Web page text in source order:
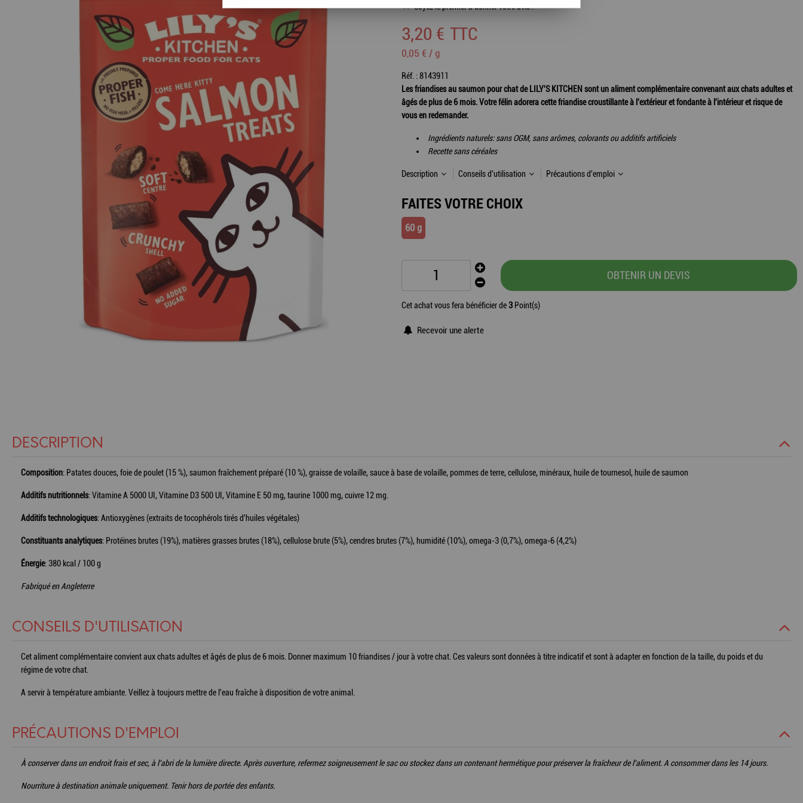
Soyez le premier à donner votre avis !
3,20 € TTC
0,05 € / g
Réf. :8143911
Les friandises au saumon pour chat de LILY'S KITCHEN sont un aliment complémentaire convenant aux chats adultes et
âgés de plus de 6 mois. Votre félin adorera cette friandise croustillante à l'extérieur et fondante à l'intérieur et risque de
vous en redemander.
Ingrédients naturels: sans OGM, sans arômes, colorants ou additifs artificiels
Recette sans céréales
Description Conseils d'utilisation Précautions d'emploi
FAITES VOTRE CHOIX
60 g
OBTENIR UN DEVIS
Cet achat vous fera bénéficier de3 Point(s)
Recevoir une alerte
DESCRIPTION
Composition: Patates douces, foie de poulet (15 %), saumon fraîchement préparé (10 %), graisse de volaille, sauce à base de volaille, pommes de terre, cellulose, minéraux, huile de tournesol, huile de saumon
Additifs nutritionnels: Vitamine A 5000 UI, Vitamine D3 500 UI, Vitamine E 50 mg, taurine 1000 mg, cuivre 12 mg.
Additifs technologiques: Antioxygènes (extraits de tocophérols tirés d'huiles végétales)
Constituants analytiques: Protéines brutes (19%), matières grasses brutes (18%), cellulose brute (5%), cendres brutes (7%), humidité (10%), omega-3 (0,7%), omega-6 (4,2%)
Énergie: 380 kcal / 100 g
Fabriqué en Angleterre
CONSEILS D'UTILISATION
Cet aliment complémentaire convient aux chats adultes et âgés de plus de 6 mois. Donner maximum 10 friandises / jour à votre chat. Ces valeurs sont données à titre indicatif et sont à adapter en fonction de la taille, du poids et du
régime de votre chat.
A servir à température ambiante. Veillez à toujours mettre de l'eau fraîche à disposition de votre animal.
PRÉCAUTIONS D'EMPLOI
À conserver dans un endroit frais et sec, à l'abri de la lumière directe. Après ouverture, refermez soigneusement le sac ou stockez dans un contenant hermétique pour préserver la fraîcheur de l'aliment. A consommer dans les 14 jours.
Nourriture à destination animale uniquement. Tenir hors de portée des enfants.